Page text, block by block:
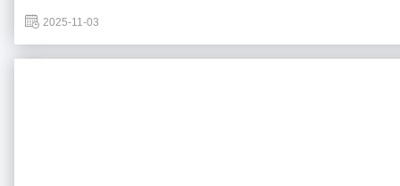
2025-11-03